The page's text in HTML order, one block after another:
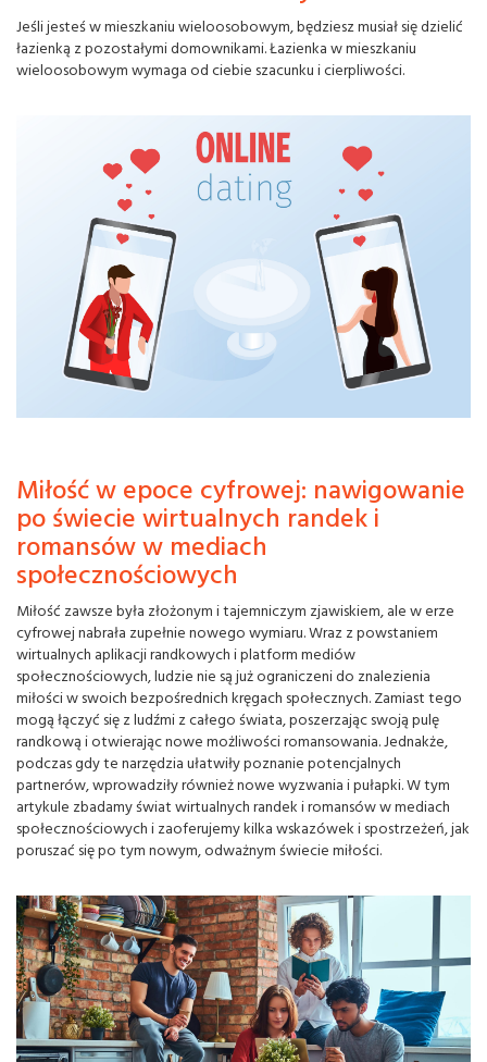
Jeśli jesteś w mieszkaniu wieloosobowym, będziesz musiał się dzielić
łazienką z pozostałymi domownikami. Łazienka w mieszkaniu
wieloosobowym wymaga od ciebie szacunku i cierpliwości.
Miłość w epoce cyfrowej: nawigowanie
po świecie wirtualnych randek i
romansów w mediach
społecznościowych
Miłość zawsze była złożonym i tajemniczym zjawiskiem, ale w erze
cyfrowej nabrała zupełnie nowego wymiaru. Wraz z powstaniem
wirtualnych aplikacji randkowych i platform mediów
społecznościowych, ludzie nie są już ograniczeni do znalezienia
miłości w swoich bezpośrednich kręgach społecznych. Zamiast tego
mogą łączyć się z ludźmi z całego świata, poszerzając swoją pulę
randkową i otwierając nowe możliwości romansowania. Jednakże,
podczas gdy te narzędzia ułatwiły poznanie potencjalnych
partnerów, wprowadziły również nowe wyzwania i pułapki. W tym
artykule zbadamy świat wirtualnych randek i romansów w mediach
społecznościowych i zaoferujemy kilka wskazówek i spostrzeżeń, jak
poruszać się po tym nowym, odważnym świecie miłości.